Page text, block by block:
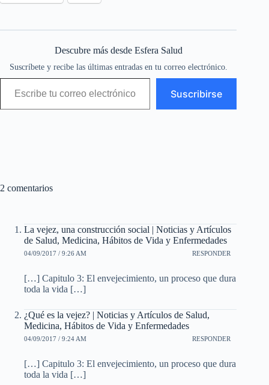
Descubre más desde Esfera Salud
Suscríbete y recibe las últimas entradas en tu correo electrónico.
Escribe tu correo electrónico…
Suscribirse
2 comentarios
La vejez, una construcción social | Noticias y Artículos
de Salud, Medicina, Hábitos de Vida y Enfermedades
04/09/2017 / 9:26 AM RESPONDER
[…] Capitulo 3: El envejecimiento, un proceso que dura
toda la vida […]
¿Qué es la vejez? | Noticias y Artículos de Salud,
Medicina, Hábitos de Vida y Enfermedades
04/09/2017 / 9:24 AM RESPONDER
[…] Capitulo 3: El envejecimiento, un proceso que dura
toda la vida […]